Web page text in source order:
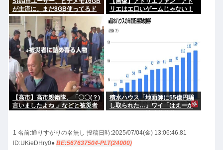
が主流に。まだ8GB使ってるド
アホの嫌儲民は反省文書いて
ね。
リエはエ口いゲームじゃない！
ライザを性的な目で見てる奴は
にわか！」
【高市】高市親衛隊、「〇〇(？)
言いましたよね 」などと被災者
積水ハウス「地面師に55億円騙
し取られた…」ワイ「はえーか
1 名前:通りすがりの名無し 投稿日時:2025/07/04(金) 13:06:46.81
ID:UKieDHry0● BE:567637504-PLT(24000)